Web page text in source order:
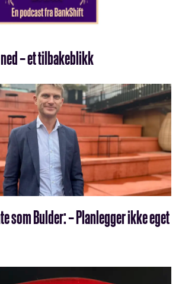
– et tilbakeblikk
som Bulder: – Planlegger ikke eget